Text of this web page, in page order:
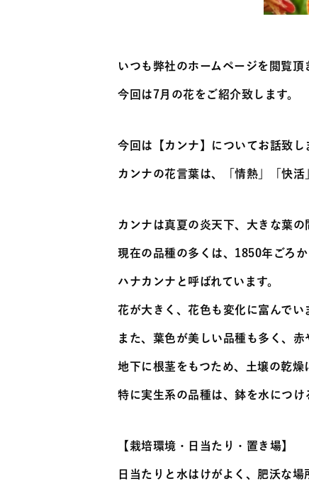
いつも弊社のホームページを閲覧頂
今回は7月の花をご紹介致します。
今回は【カンナ】についてお話致し
カンナの花言葉は、「情熱」「快活
カンナは真夏の炎天下、大きな葉の
現在の品種の多くは、1850年ごろ
ハナカンナと呼ばれています。
花が大きく、花色も変化に富んでい
また、葉色が美しい品種も多く、
地下に根茎をもつため、土壌の乾燥
特に実生系の品種は、鉢を水につけ
【栽培環境・日当たり・置き場】
日当たりと水はけがよく、肥沃な場